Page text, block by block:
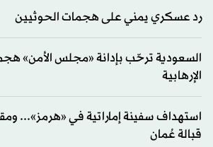
رد عسكري يمني على هجمات الحوثيين
السعودية ترحّب بإدانة «مجلس الأمن»
الإرهابية
استهداف سفينة إماراتية في «هرمز»...
قبالة عُمان